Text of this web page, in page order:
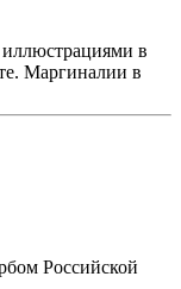
иллюстрациями в
Маргиналии в
Российской